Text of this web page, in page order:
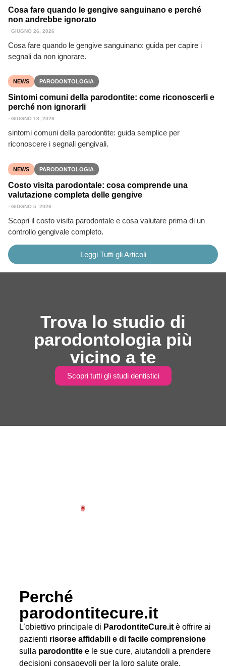
Cosa fare quando le gengive sanguinano e perché
non andrebbe ignorato
⋅ GIUGNO 26, 2026
Cosa fare quando le gengive sanguinano: guida per capire i
segnali da non ignorare.
NEWS PARODONTOLOGIA
Sintomi comuni della parodontite: come riconoscerli e
perché non ignorarli
⋅ GIUGNO 18, 2026
sintomi comuni della parodontite: guida semplice per
riconoscere i segnali gengivali.
NEWS PARODONTOLOGIA
Costo visita parodontale: cosa comprende una
valutazione completa delle gengive
⋅ GIUGNO 5, 2026
Scopri il costo visita parodontale e cosa valutare prima di un
controllo gengivale completo.
Leggi Tutti gli Articoli
Trova lo studio di
parodontologia più
vicino a te
Scopri tutti gli studi dentistici
Perché
parodontitecure.it
L’obiettivo principale di ParodontiteCure.it è offrire ai
pazienti risorse affidabili e di facile comprensione
sulla parodontite e le sue cure, aiutandoli a prendere
decisioni consapevoli per la loro salute orale.